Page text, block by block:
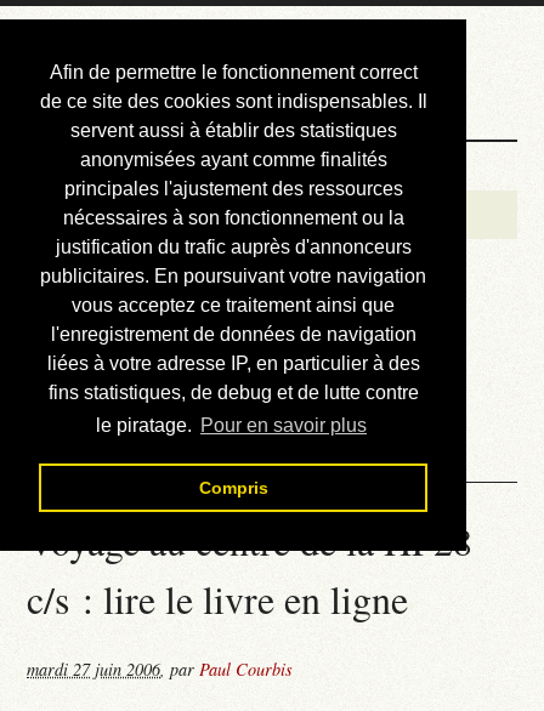
Afin de permettre le fonctionnement correct
de ce site des cookies sont indispensables. Il
servent aussi à établir des statistiques
anonymisées ayant comme finalités
principales l'ajustement des ressources
nécessaires à son fonctionnement ou la
justification du trafic auprès d'annonceurs
publicitaires. En poursuivant votre navigation
vous acceptez ce traitement ainsi que
l'enregistrement de données de navigation
liées à votre adresse IP, en particulier à des
fins statistiques, de debug et de lutte contre
le piratage. Pour en savoir plus
Compris
Courbis, « LE »
Blog Officiel
Bienvenue
Réalisations
Divers (et d’été)
Annonces
Liens externes
Téléchargement
Contact
Voyage au centre de la HP28
c/s : lire le livre en ligne
mardi 27 juin 2006,parPaul Courbis